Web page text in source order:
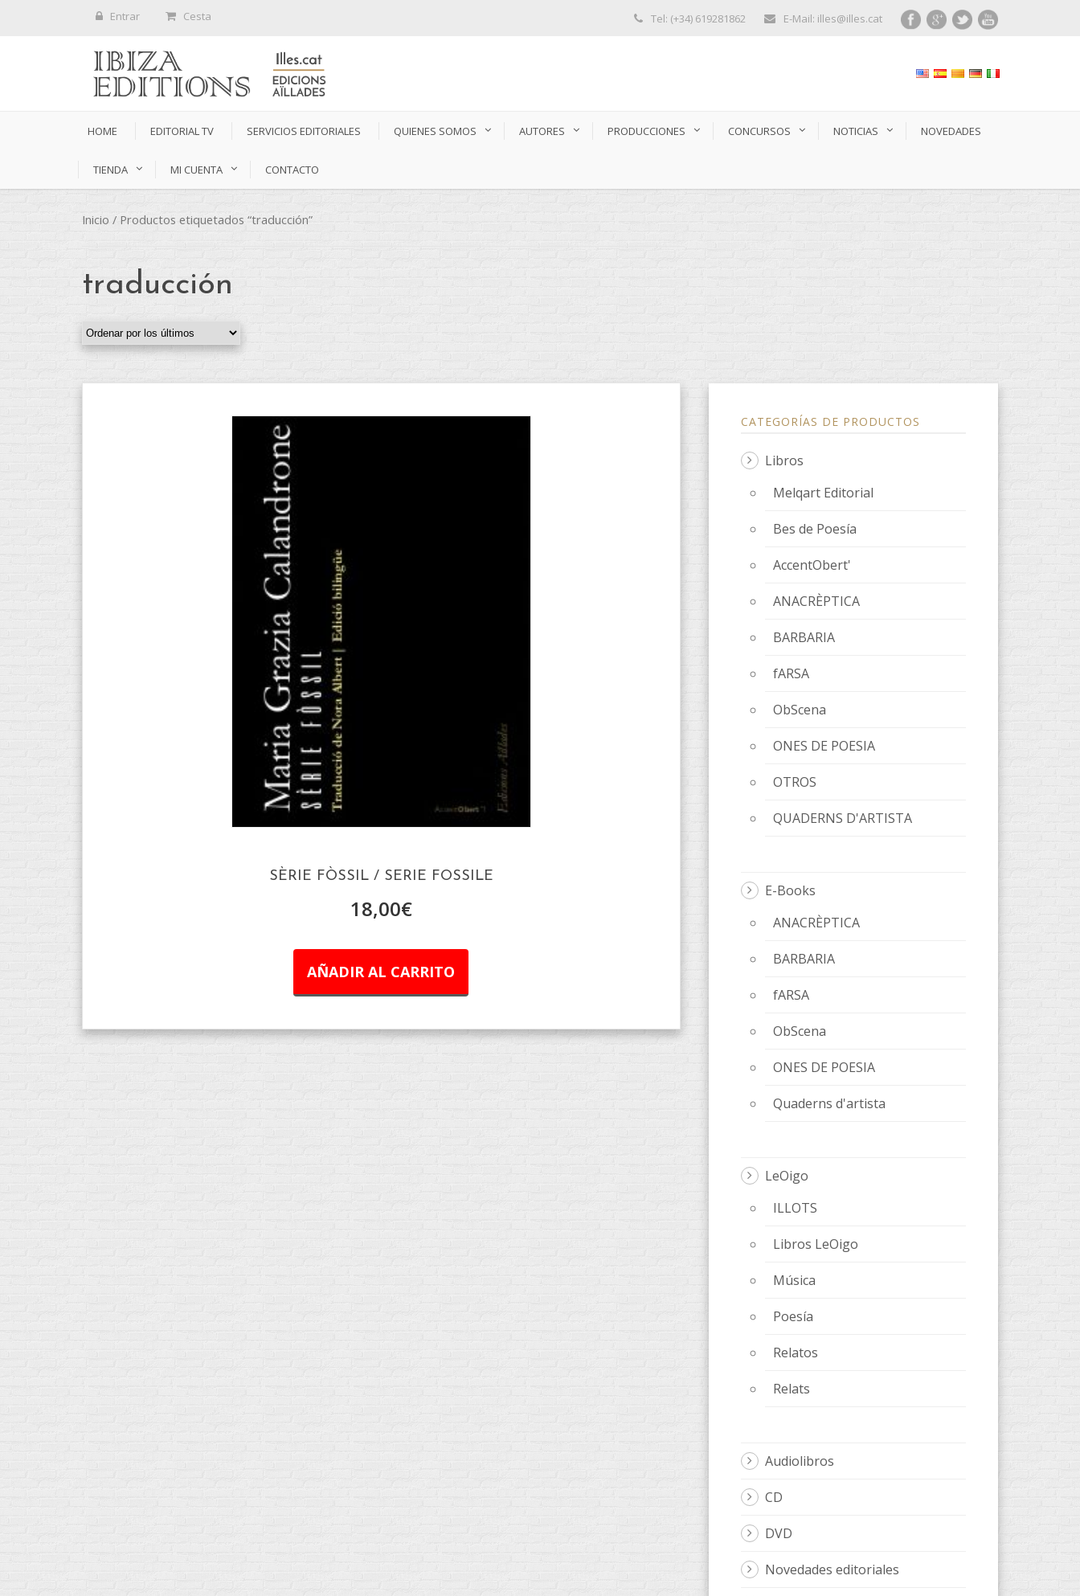
Entrar Cesta Tel: (+34) 619281862 E-Mail: illes@illes.cat
HOME EDITORIAL TV SERVICIOS EDITORIALES QUIENES SOMOS AUTORES PRODUCCIONES CONCURSOS NOTICIAS NOVEDADES
TIENDA MI CUENTA CONTACTO
Inicio / Productos etiquetados “traducción”
traducción
SÈRIE FÒSSIL / SERIE FOSSILE
18,00€
AÑADIR AL CARRITO
CATEGORÍAS DE PRODUCTOS
Libros
Melqart Editorial
Bes de Poesía
AccentObert'
ANACRÈPTICA
BARBARIA
fARSA
ObScena
ONES DE POESIA
OTROS
QUADERNS D'ARTISTA
E-Books
ANACRÈPTICA
BARBARIA
fARSA
ObScena
ONES DE POESIA
Quaderns d'artista
LeOigo
ILLOTS
Libros LeOigo
Música
Poesía
Relatos
Relats
Audiolibros
CD
DVD
Novedades editoriales